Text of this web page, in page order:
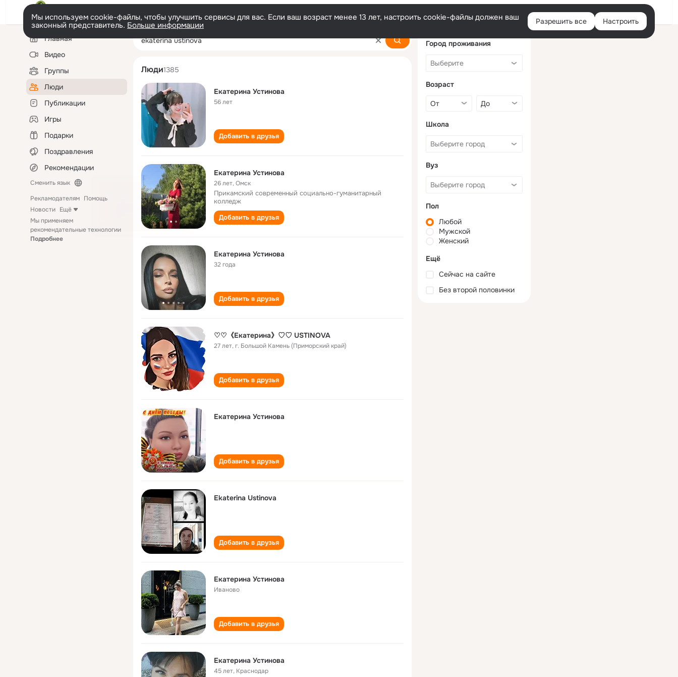
Войти
Мы используем cookie-файлы, чтобы улучшить сервисы для вас. Если ваш возраст менее 13 лет, настроить cookie-файлы должен ваш
законный представитель. Больше информации Разрешить все Настроить
Левая
колонкаГлавная
Видео
Группы
Люди
Публикации
Игры
Подарки
Поздравления
Рекомендации
Сменить язык
Рекламодателям Помощь
Новости Ещё
Мы применяем
рекомендательные технологии
Подробнее
ekaterina ustinova
Люди1385
Екатерина Устинова
56 лет
Добавить в друзья
Екатерина Устинова
26 лет,Омск
Прикамский современный социально-гуманитарный
колледж
Добавить в друзья
Екатерина Устинова
32 года
Добавить в друзья
♡♡《Екатерина》♡♡ USTINOVA
27 лет,г. Большой Камень (Приморский край)
Добавить в друзья
Екатерина Устинова
Добавить в друзья
Ekaterina Ustinova
Добавить в друзья
Екатерина Устинова
Иваново
Добавить в друзья
Екатерина Устинова
45 лет, Краснодар
Город проживания
Возраст
Школа
Вуз
Пол
Любой
Мужской
Женский
Ещё
Сейчас на сайте
Без второй половинки